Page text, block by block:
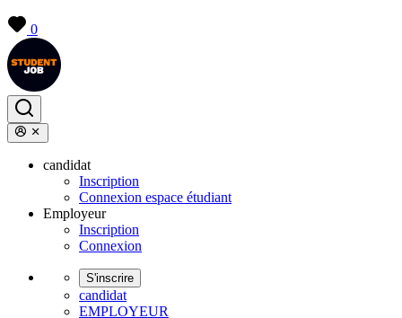
0
candidat
Inscription
Connexion espace étudiant
Employeur
Inscription
Connexion
S'inscrire
candidat
EMPLOYEUR